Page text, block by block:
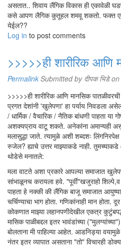
असतात.. शिवाय लैंगिक विकास ही एकावेळी
कसे आपण लैगिक कुतूहल शमवू शकतो. फक्त
येईल??
Log in to post comments
>>>>>ही शारीरिक आणि
Permalink Submitted by दीपक भिडेon
>>>>>ही शारीरिक आणि मानसिक
प्रगत देशांनी 'खुलेपणा' हा पर्याय निवडला
/ धार्मिक / वैचारिक / नैतिक बांधणी पाहता
अशक्यप्राय वाटू शकते. अनेकांना अमान्यही
मलासुद्धा जाते. त्यामुळे अशी शब्दशः
रुजेल? ह्याचे उत्तर माझ्याकडे नाही.
थोडेसे मनातले:
मला वाटते अशा प्रकारे आपल्या समाजात
सांभाळूनच करायला हवे. "पूर्वी"खजुराहो
पाहता हे नक्की की लैंगिक बाजू समाजात
चर्चिण्याचा भाग होता. गणिकांनाही मान होता.
कोकणात माझ्या लहानपणीदेखील एकत्र
मासिक पाळीबद्दल इतर भावंडांच्या
बोलताना मी पाहिल्या आहेत. आडनिड्या
नंतर इतर व्यापात असताना "तो" विचारही